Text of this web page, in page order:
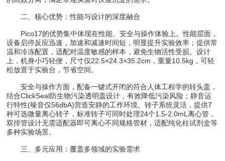
二、核心优势：性能与设计的深度融合
Pico17的优势集中体现在性能、安全与操作体验上。性能层面，
设备启停反应迅速，加速和减速时间短，明显提升实验效率；提供常
温和冷冻配置，适配对温度敏感的样本，避免生物活性受损。设计
上，机身小巧轻便，尺寸仅22.5×24.3×35.2cm，重量10.5kg，可轻
松放置于实验台，节省空间。
安全与操作方面，配备一键式开闭的符合人体工程学的转头盖，
结合ClickSeal防生物污染透明盖设计，有效降低污染风险；静音运
行特性(噪音仅56dbA)营造安静的工作环境。转子系统灵活，提供7
种可选微量离心转子，标准转子可同时处理24个1.5-2.0mL离心管，
双排管设计无需适配器即可离心不同规格管材，适配纯化柱试剂盒等
多种实验场景。
三、多元应用：覆盖多领域的实验需求